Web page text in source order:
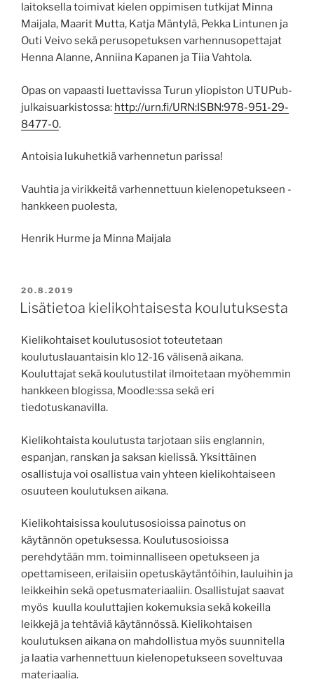
laitoksella toimivat kielen oppimisen tutkijat Minna
Maijala, Maarit Mutta, Katja Mäntylä, Pekka Lintunen ja
Outi Veivo sekä perusopetuksen varhennusopettajat
Henna Alanne, Anniina Kapanen ja Tiia Vahtola.
Opas on vapaasti luettavissa Turun yliopiston UTUPub-
julkaisuarkistossa: http://urn.fi/URN:ISBN:978-951-29-
8477-0.
Antoisia lukuhetkiä varhennetun parissa!
Vauhtia ja virikkeitä varhennettuun kielenopetukseen -
hankkeen puolesta,
Henrik Hurme ja Minna Maijala
JULKAISTU
20.8.2019
Lisätietoa kielikohtaisesta koulutuksesta
Kielikohtaiset koulutusosiot toteutetaan
koulutuslauantaisin klo 12-16 välisenä aikana.
Kouluttajat sekä koulutustilat ilmoitetaan myöhemmin
hankkeen blogissa, Moodle:ssa sekä eri
tiedotuskanavilla.
Kielikohtaista koulutusta tarjotaan siis englannin,
espanjan, ranskan ja saksan kielissä. Yksittäinen
osallistuja voi osallistua vain yhteen kielikohtaiseen
osuuteen koulutuksen aikana.
Kielikohtaisissa koulutusosioissa painotus on
käytännön opetuksessa. Koulutusosioissa
perehdytään mm. toiminnalliseen opetukseen ja
opettamiseen, erilaisiin opetuskäytäntöihin, lauluihin ja
leikkeihin sekä opetusmateriaaliin. Osallistujat saavat
myös kuulla kouluttajien kokemuksia sekä kokeilla
leikkejä ja tehtäviä käytännössä. Kielikohtaisen
koulutuksen aikana on mahdollistua myös suunnitella
ja laatia varhennettuun kielenopetukseen soveltuvaa
materiaalia.